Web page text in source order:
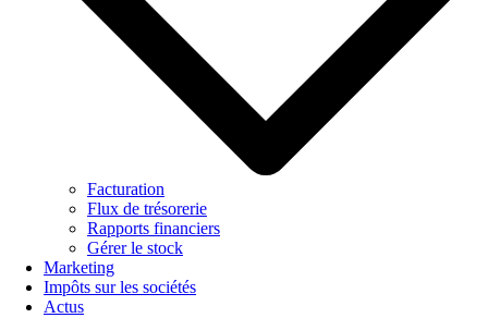
Facturation
Flux de trésorerie
Rapports financiers
Gérer le stock
Marketing
Impôts sur les sociétés
Actus